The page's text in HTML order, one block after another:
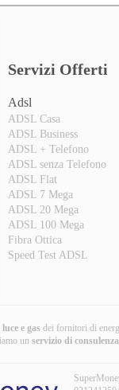
Servizi Offerti
Adsl
ADSL Casa
ADSL Business
ADSL + Telefono
ADSL senza Telefono
ADSL Flat
ADSL 7 Mega
ADSL 20 Mega
ADSL 100 Mega
Fibra Ottica
Speed Test ADSL
e gas dei fornitori di
un servizio di